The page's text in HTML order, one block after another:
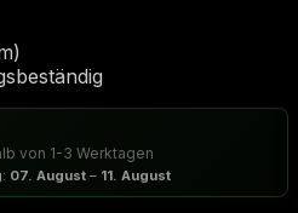
von 1-3 Werktagen
07. August – 11. August